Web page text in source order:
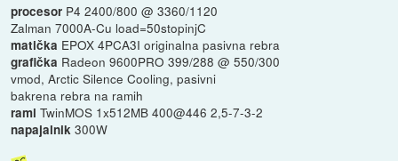
procesor P4 2400/800 @ 3360/1120
Zalman 7000A-Cu load=50stopinjC
matička EPOX 4PCA3I originalna pasivna rebra
grafička Radeon 9600PRO 399/288 @ 550/300
vmod, Arctic Silence Cooling, pasivni
bakrena rebra na ramih
rami TwinMOS 1x512MB 400@446 2,5-7-3-2
napajalnik 300W